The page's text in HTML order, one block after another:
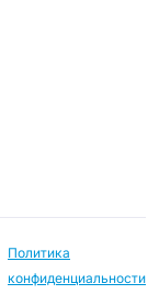
Политика
конфиденциальности